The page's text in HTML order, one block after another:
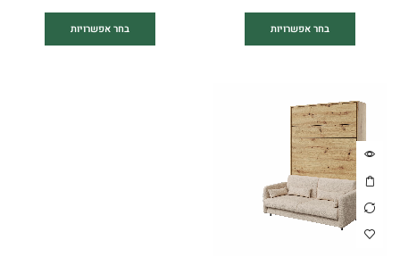
בחר אפשרויות בחר אפשרויות